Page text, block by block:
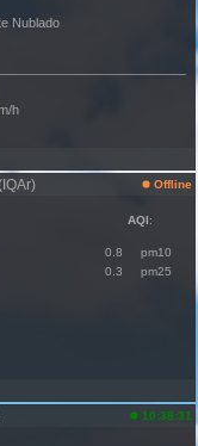
Nublado
h
Offline
AQI:
0.8
pm10
0.3
pm25
10:38:31